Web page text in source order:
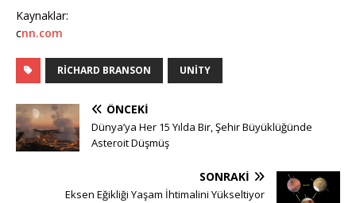
Kaynaklar:
cnn.com
RICHARD BRANSON UNITY
ÖNCEKI
Dünya’ya Her 15 Yılda Bir, Şehir Büyüklüğünde
Asteroit Düşmüş
SONRAKI
Eksen Eğikliği Yaşam İhtimalini Yükseltiyor